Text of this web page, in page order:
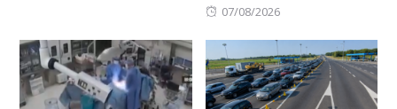
Posted
07/08/2026